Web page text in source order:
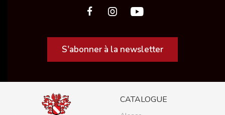
S'abonner à la newsletter
CATALOGUE